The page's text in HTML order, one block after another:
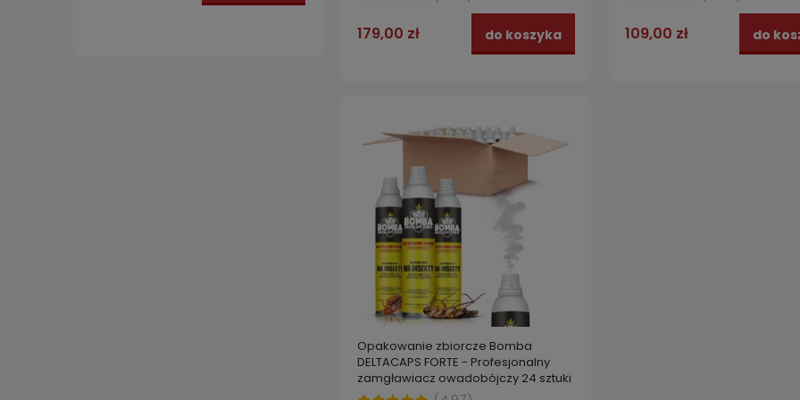
179,00 zł do koszyka 109,00 zł do
Opakowanie zbiorcze Bomba
DELTACAPS FORTE - Profesjonalny
zamgławiacz owadobójczy 24 sztuki